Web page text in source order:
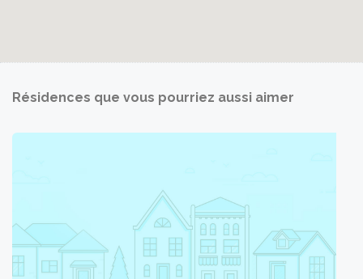
Résidences que vous pourriez aussi aimer